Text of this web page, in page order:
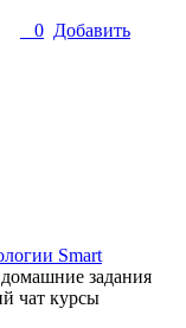
0 Добавить
Smart
домашние задания
чат курсы